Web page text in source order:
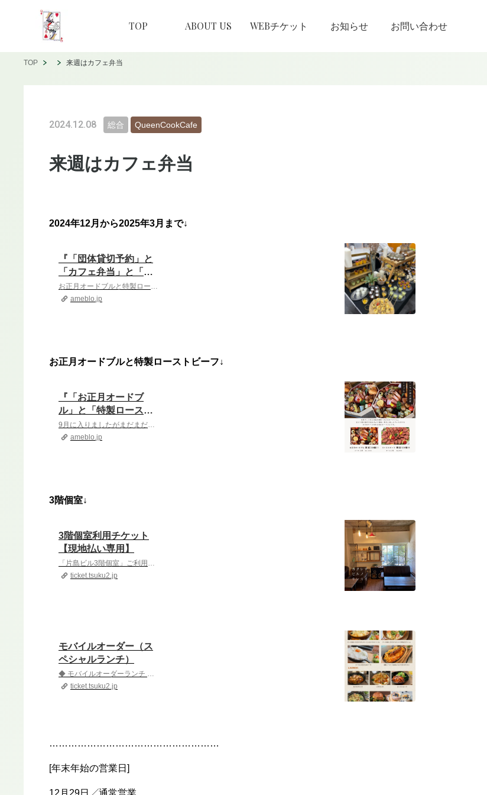
TOP ABOUT US WEBチケット お知らせ お問い合わせ
TOP 来週はカフェ弁当
2024.12.08 総合 QueenCookCafe
来週はカフェ弁当
2024年12月から2025年3月まで↓
『「団体貸切予約」と
「カフェ弁当」と「出
張ケータリング」』
お正月オードブルと特製ローストビーフ↓『「お正月オードブル」と「特製ローストビーフ」』9月に入りましたがまだまだ暑い日が続きますね。ですが、2024年も残すと…
ameblo.jp
お正月オードブルと特製ローストビーフ↓
『「お正月オードブ
ル」と「特製ロースト
ビーフ」』
9月に入りましたがまだまだ暑い日が続きますね。ですが、2024年も残すところ3ヵ月になりました そして、毎年恒例の「お正月オードブル」と「特製ローストビーフ」…
ameblo.jp
3階個室↓
3階個室利用チケット
【現地払い専用】
「片島ビル3階個室」ご利用チケットです。▶打ち合わせや会議でのご利用可能です▶小さいお子様とご一緒のご利用も可能です
ticket.tsuku2.jp
モバイルオーダー（ス
ペシャルランチ）
◆ モバイルオーダーランチ ◆・下記ページのGoogleフォームから事前にランチのご注文をご記入ください ◆ ご利用可能時間 ◆ランチタイム 11:00〜14:30◆ 注意事項 ◆※ 当日のご注文には対応できない場合がございますのでご来店前にご注文よろしくお願い致します
ticket.tsuku2.jp
………………………………………………
[年末年始の営業日]
12月29日╱通常営業